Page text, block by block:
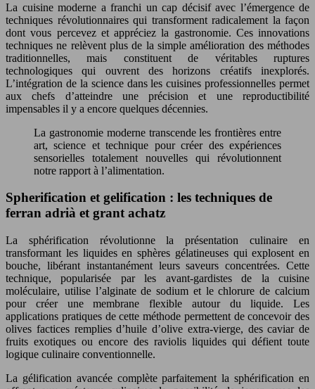
La cuisine moderne a franchi un cap décisif avec l’émergence de
techniques révolutionnaires qui transforment radicalement la façon
dont vous percevez et appréciez la gastronomie. Ces innovations
techniques ne relèvent plus de la simple amélioration des méthodes
traditionnelles, mais constituent de véritables ruptures
technologiques qui ouvrent des horizons créatifs inexplorés.
L’intégration de la science dans les cuisines professionnelles permet
aux chefs d’atteindre une précision et une reproductibilité
impensables il y a encore quelques décennies.
La gastronomie moderne transcende les frontières entre
art, science et technique pour créer des expériences
sensorielles totalement nouvelles qui révolutionnent
notre rapport à l’alimentation.
Spherification et gelification : les techniques de
ferran adrià et grant achatz
La sphérification révolutionne la présentation culinaire en
transformant les liquides en sphères gélatineuses qui explosent en
bouche, libérant instantanément leurs saveurs concentrées. Cette
technique, popularisée par les avant-gardistes de la cuisine
moléculaire, utilise l’alginate de sodium et le chlorure de calcium
pour créer une membrane flexible autour du liquide. Les
applications pratiques de cette méthode permettent de concevoir des
olives factices remplies d’huile d’olive extra-vierge, des caviar de
fruits exotiques ou encore des raviolis liquides qui défient toute
logique culinaire conventionnelle.
La gélification avancée complète parfaitement la sphérification en